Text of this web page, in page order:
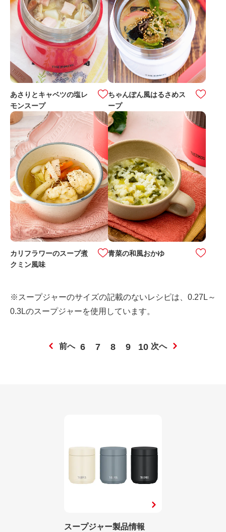
あさりとキャベツの塩レ
モンスープ
ちゃんぽん風はるさめス
ープ
カリフラワーのスープ煮
クミン風味
青菜の和風おかゆ
※スープジャーのサイズの記載のないレシピは、0.27L～
0.3Lのスープジャーを使用しています。
前へ 6 7 8 9 10 次へ
スープジャー製品情報